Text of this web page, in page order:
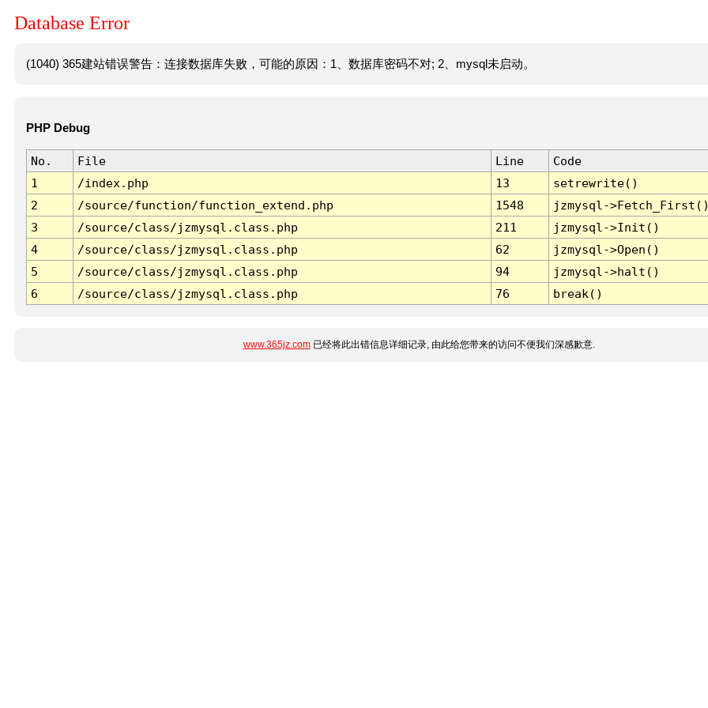
Database Error
(1040) 365建站错误警告：连接数据库失败，可能的原因：1、数据库密码不对; 2、mysql未启动。
PHP Debug
No. File Line
Code
1
/index.php 13
setrewrite()
2
/source/function/function_extend.php 1548
jzmysql-
3
/source/class/jzmysql.class.php 211
jzmysql->Init()
4
/source/class/jzmysql.class.php 62
jzmysql->Open()
5
/source/class/jzmysql.class.php 94
jzmysql->halt()
6
/source/class/jzmysql.class.php 76 break()
www.365jz.com已经将此出错信息详细记录, 由此给您带来的访问不便我们深感歉意.